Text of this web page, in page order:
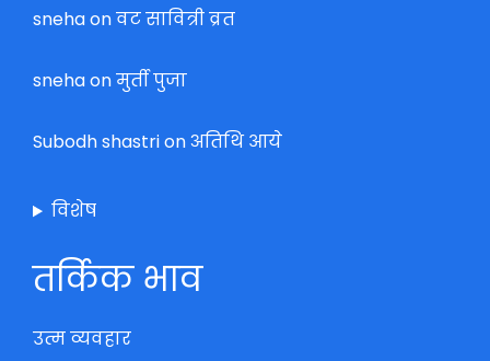
snehaonवट सावित्री व्रत
snehaonमुर्ती पुजा
Subodh shastrionअतिथि आये
विशेष
तर्किक भाव
उत्म व्यवहार